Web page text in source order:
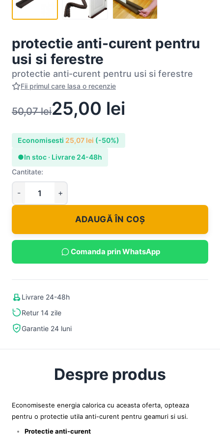
protectie anti-curent pentru
usi si ferestre
protectie anti-curent pentru usi si ferestre
Fii primul care lasa o recenzie
50,07lei25,00 lei
Economisesti 25,07 lei (-50%)
●In stoc · Livrare 24-48h
Cantitate:
ADAUGĂ ÎN COȘ
Comanda prin WhatsApp
Livrare 24-48h
Retur 14 zile
Garantie 24 luni
Despre produs
Economiseste energia calorica cu aceasta oferta, opteaza
pentru o protectie utila anti-curent pentru geamuri si usi.
Protectie anti-curent